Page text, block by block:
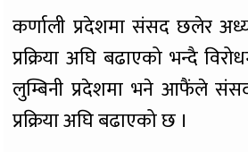
कर्णाली प्रदेशमा संसद छलेर
प्रक्रिया अघि बढाएको भन्दै
लुम्बिनी प्रदेशमा भने आफैंले
प्रक्रिया अघि बढाएको छ ।